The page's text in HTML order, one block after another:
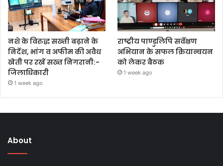
नशे के विरुद्ध सख्ती बढ़ाने के
निर्देश, भांग व अफीम की अवैध
खेती पर रखें सख्त निगरानी:-
जिलाधिकारी
1 week ago
राष्ट्रीय पाण्डुलिपि सर्वेक्षण
अभियान के सफल क्रियान्वयन
को लेकर बैठक
1 week ago
About